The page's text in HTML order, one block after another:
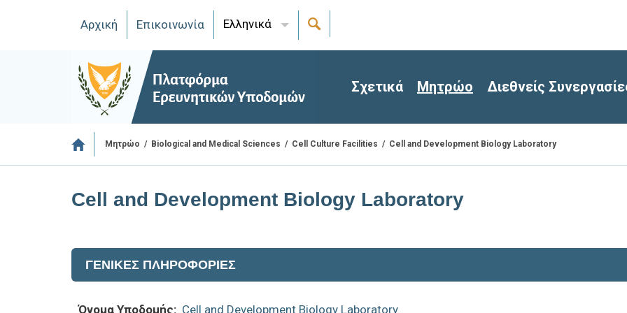
Αρχική Επικοινωνία Ελληνικά
Σχετικά Μητρώο Διεθνείς
Μητρώο / Biological and Medical Sciences / Cell Culture Facilities / Cell and Development Biology Laboratory
Cell and Development Biology Laboratory
ΓΕΝΙΚΕΣ ΠΛΗΡΟΦΟΡΙΕΣ
Όνομα Υποδομής: Cell and Development Biology Laboratory